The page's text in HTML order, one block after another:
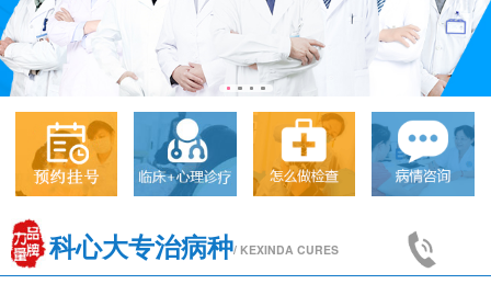
科心大专治病种/ KEXINDA CURES